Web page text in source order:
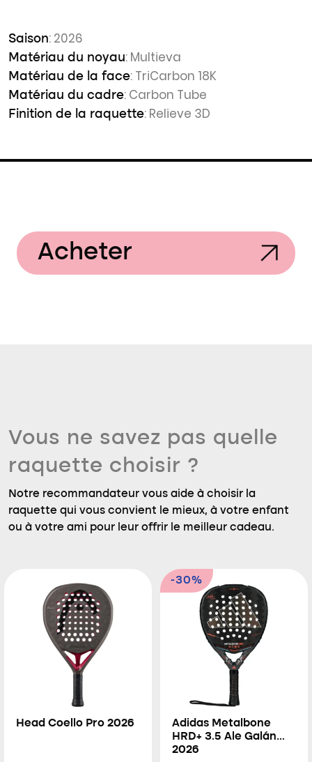
Saison: 2026
Matériau du noyau: Multieva
Matériau de la face: TriCarbon 18K
Matériau du cadre: Carbon Tube
Finition de la raquette: Relieve 3D
Acheter
Vous ne savez pas quelle
raquette choisir ?
Notre recommandateur vous aide à choisir la
raquette qui vous convient le mieux, à votre enfant
ou à votre ami pour leur offrir le meilleur cadeau.
Head Coello Pro 2026
-30%
Adidas Metalbone
HRD+ 3.5 Ale Galán
2026